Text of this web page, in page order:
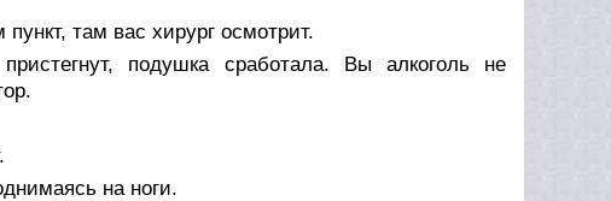
там вас хирург осмотрит.
подушка сработала. Вы алкоголь не
на ноги.